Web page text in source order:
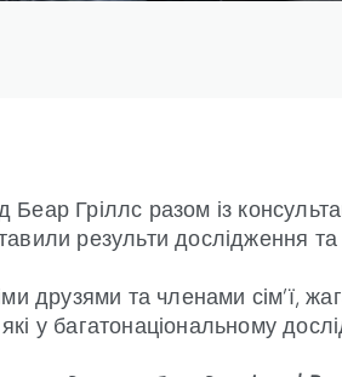
Гріллс разом із
результи дослідження
друзями та членами сім’ї,
у багатонаціональному